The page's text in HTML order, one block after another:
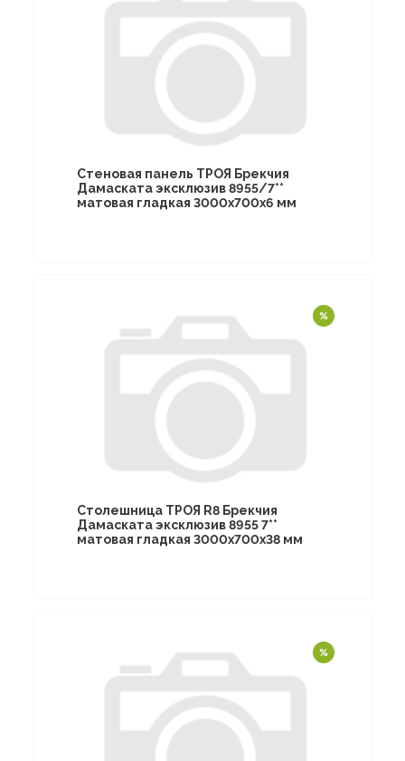
Стеновая панель ТРОЯ Брекчия
Дамаската эксклюзив 8955/7**
матовая гладкая 3000х700х6 мм
Столешница ТРОЯ R8 Брекчия
Дамаската эксклюзив 8955 7**
матовая гладкая 3000х700х38 мм